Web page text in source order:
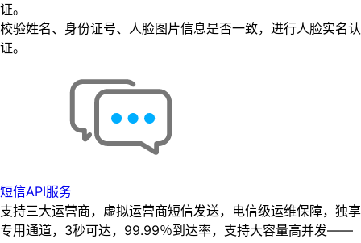
证。
校验姓名、身份证号、人脸图片信息是否一致，进行人脸实名认
证。
短信API服务
支持三大运营商，虚拟运营商短信发送，电信级运维保障，独享
专用通道，3秒可达，99.99％到达率，支持大容量高并发——